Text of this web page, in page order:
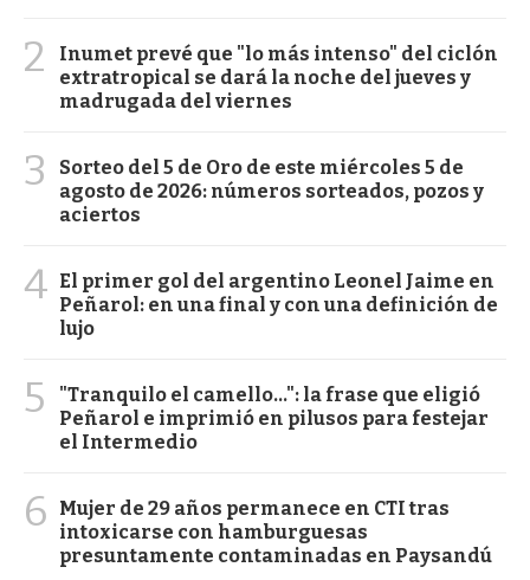
2
Inumet prevé que "lo más intenso" del ciclón
extratropical se dará la noche del jueves y
madrugada del viernes
3
Sorteo del 5 de Oro de este miércoles 5 de
agosto de 2026: números sorteados, pozos y
aciertos
4 El primer gol del argentino Leonel Jaime en
Peñarol: en una final y con una definición de
lujo
5
"Tranquilo el camello...": la frase que eligió
Peñarol e imprimió en pilusos para festejar
el Intermedio
6
Mujer de 29 años permanece en CTI tras
intoxicarse con hamburguesas
presuntamente contaminadas en Paysandú